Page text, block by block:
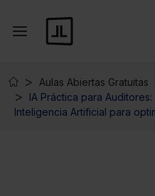
Aulas Abiertas Gratuitas
IA Práctica para
Inteligencia Artificial para